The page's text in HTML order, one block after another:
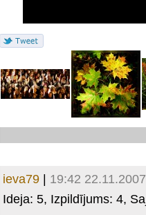
ieva79 | 19:42 22.11.2007
Ideja: 5, Izpildījums: 4,